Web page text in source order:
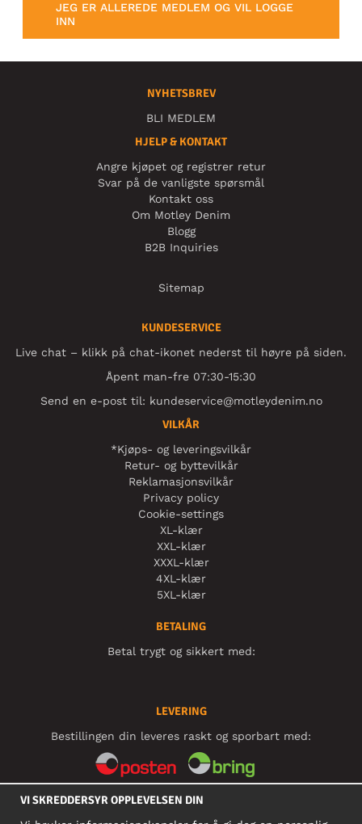
JEG ER ALLEREDE MEDLEM OG VIL LOGGE
INN
NYHETSBREV
BLI MEDLEM
HJELP & KONTAKT
Angre kjøpet og registrer retur
Svar på de vanligste spørsmål
Kontakt oss
Om Motley Denim
Blogg
B2B Inquiries
Sitemap
KUNDESERVICE
Live chat – klikk på chat-ikonet nederst til høyre på siden.
Åpent man-fre 07:30-15:30
Send en e-post til: kundeservice@motleydenim.no
VILKÅR
*Kjøps- og leveringsvilkår
Retur- og byttevilkår
Reklamasjonsvilkår
Privacy policy
Cookie-settings
XL-klær
XXL-klær
XXXL-klær
4XL-klær
5XL-klær
BETALING
Betal trygt og sikkert med:
LEVERING
Bestillingen din leveres raskt og sporbart med:
SOSIALE MEDIER
VI SKREDDERSYR OPPLEVELSEN DIN